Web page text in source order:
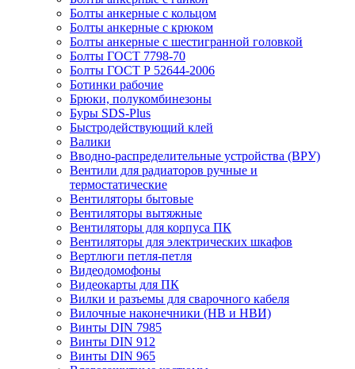
Болты анкерные с кольцом
Болты анкерные с крюком
Болты анкерные с шестигранной головкой
Болты ГОСТ 7798-70
Болты ГОСТ Р 52644-2006
Ботинки рабочие
Брюки, полукомбинезоны
Буры SDS-Plus
Быстродействующий клей
Валики
Вводно-распределительные устройства (ВРУ)
Вентили для радиаторов ручные и
термостатические
Вентиляторы бытовые
Вентиляторы вытяжные
Вентиляторы для корпуса ПК
Вентиляторы для электрических шкафов
Вертлюги петля-петля
Видеодомофоны
Видеокарты для ПК
Вилки и разъемы для сварочного кабеля
Вилочные наконечники (НВ и НВИ)
Винты DIN 7985
Винты DIN 912
Винты DIN 965